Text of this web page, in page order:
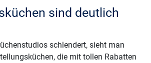
sind deutlich
schlendert, sieht man
die mit tollen Rabatten